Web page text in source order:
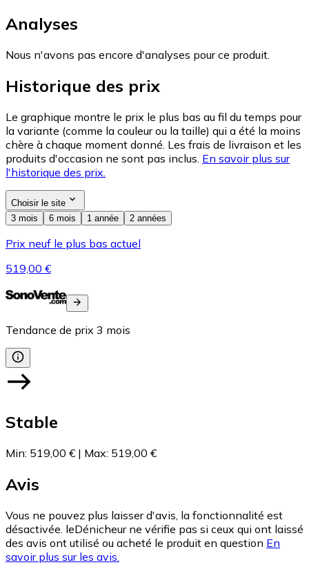
Analyses
Nous n'avons pas encore d'analyses pour ce produit.
Historique des prix
Le graphique montre le prix le plus bas au fil du temps pour
la variante (comme la couleur ou la taille) qui a été la moins
chère à chaque moment donné. Les frais de livraison et les
produits d'occasion ne sont pas inclus. En savoir plus sur
l'historique des prix.
Choisir le site
3 mois
6 mois 1 année 2 années
Prix neuf le plus bas actuel
519,00 €
Tendance de prix 3 mois
Stable
Min: 519,00 € | Max: 519,00 €
Avis
Vous ne pouvez plus laisser d'avis, la fonctionnalité est
désactivée. leDénicheur ne vérifie pas si ceux qui ont laissé
des avis ont utilisé ou acheté le produit en question En
savoir plus sur les avis.